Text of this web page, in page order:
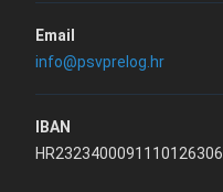
Email
info@psvprelog.hr
IBAN
HR2323400091110126306